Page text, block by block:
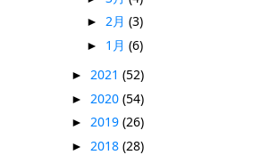
► 2月 (3)
► 1月 (6)
► 2021 (52)
► 2020 (54)
► 2019 (26)
► 2018 (28)